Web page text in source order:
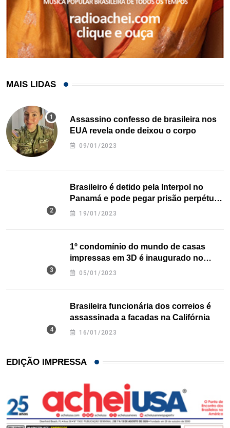
MAIS LIDAS
Assassino confesso de brasileira nos
EUA revela onde deixou o corpo
09/01/2023
Brasileiro é detido pela Interpol no
Panamá e pode pegar prisão perpétua
nos EUA
19/01/2023
1º condomínio do mundo de casas
impressas em 3D é inaugurado no
Texas
05/01/2023
Brasileira funcionária dos correios é
assassinada a facadas na Califórnia
16/01/2023
EDIÇÃO IMPRESSA